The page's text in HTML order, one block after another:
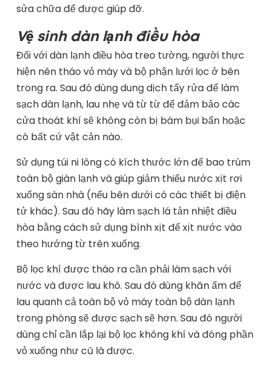
sửa chữa để được giúp đỡ.
Vệ sinh dàn lạnh điều hòa
Đối với dàn lạnh điều hòa treo tường, người thực
hiện nên tháo vỏ máy và bộ phận lưới lọc ở bên
trong ra. Sau đó dùng dung dịch tẩy rửa để làm
sạch dàn lạnh, lau nhẹ và từ từ để đảm bảo các
cửa thoát khí sẽ không còn bị bám bụi bẩn hoặc
có bất cứ vật cản nào.
Sử dụng túi ni lông có kích thước lớn để bao trùm
toàn bộ giàn lạnh và giúp giảm thiểu nước xịt rơi
xuống sàn nhà (nếu bên dưới có các thiết bị điện
tử khác). Sau đó hãy làm sạch lá tản nhiệt điều
hòa bằng cách sử dụng bình xịt để xịt nước vào
theo hướng từ trên xuống.
Bộ lọc khí được tháo ra cần phải làm sạch với
nước và được lau khô. Sau đó dùng khăn ẩm để
lau quanh cả toàn bộ vỏ máy toàn bộ dàn lạnh
trong phòng sẽ được sạch sẽ hơn. Sau đó người
dùng chỉ cần lắp lại bộ lọc không khí và đóng phần
vỏ xuống như cũ là được.